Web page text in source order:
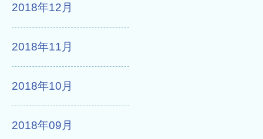
2018年12月
2018年11月
2018年10月
2018年09月